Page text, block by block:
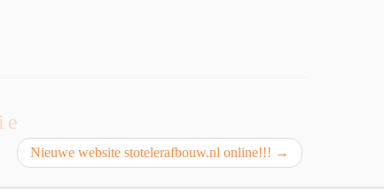
Nieuwe website stotelerafbouw.nl online!!! →